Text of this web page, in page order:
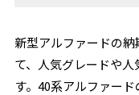
新型アルファードの
て、人気グレードや
す。40系アルファー